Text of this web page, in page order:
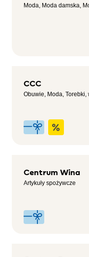
Moda, Moda damska,
CCC
Obuwie, Moda,
Centrum Wina
Artykuły spożywcze